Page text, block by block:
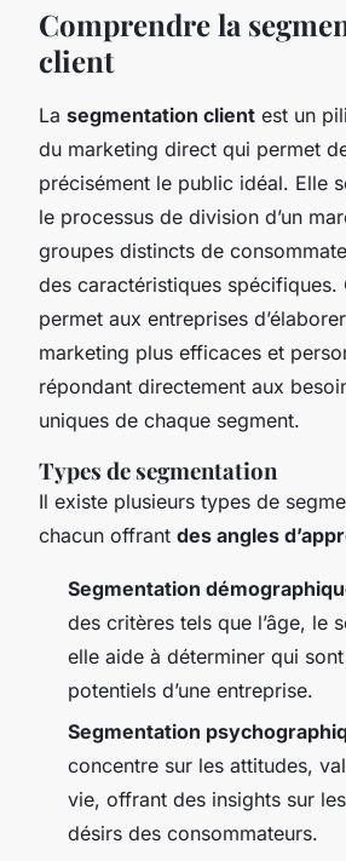
Comprendre la
client
La segmentation client est un
du marketing direct qui permet
précisément le public idéal. Elle
le processus de division d’un
groupes distincts de
des caractéristiques spécifiques.
permet aux entreprises
marketing plus efficaces et
répondant directement aux
uniques de chaque segment.
Types de segmentation
Il existe plusieurs types de
chacun offrant des angles
Segmentation
des critères tels que l’âge, le
elle aide à déterminer qui
potentiels d’une entreprise.
Segmentation
concentre sur les attitudes,
vie, offrant des insights sur
désirs des consommateurs.